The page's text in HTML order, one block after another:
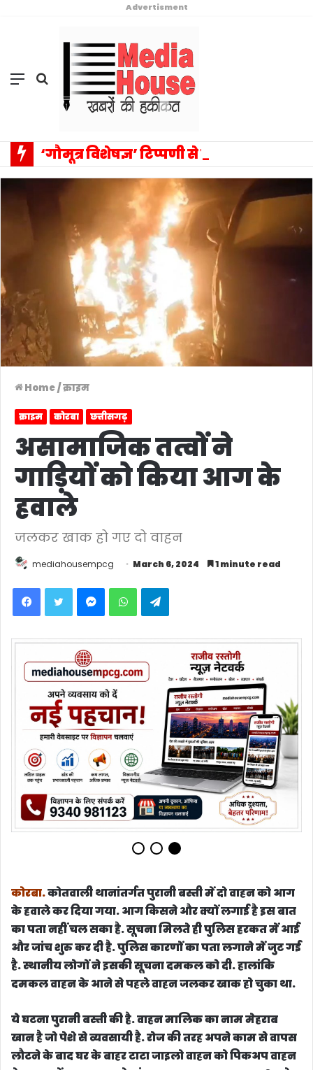
Advertisment
Menu Search
for
Home/क्राइम
क्राइम कोरबा छत्तीसगढ़
असामाजिक तत्वों ने
गाड़ियों को किया आग के
हवाले
जलकर खाक हो गए दो वाहन
mediahousempcg March 6, 2024 1 minute read
Facebook Twitter Messenger WhatsApp
कोरबा.कोतवाली थानांतर्गत पुरानी बस्ती में दो वाहन को आग
के हवाले कर दिया गया. आग किसने और क्यों लगाई है इस बात
है. स्थानीय लोगों ने इसकी सूचना दमकल को दी. हालांकि
दमकल वाहन के आने से पहले वाहन जलकर खाक हो चुका था.
ये घटना पुरानी बस्ती की है. वाहन मालिक का नाम मेहराब
खान है जो पेशे से व्यवसायी है. रोज की तरह अपने काम से वापस
लौटने के बाद घर के बाहर टाटा जाइलो वाहन को पिकअप वाहन
अचानक ब्लास्ट की आवाज आई. जिसके बाद वह घर के बाहर
आकर देखा तो उसके घर के बाहर दोनों वाहन धू-धू कर जल रहे थे.
वाहन मालिक ने तत्काल आसपास के लोगों को आवाज दी.